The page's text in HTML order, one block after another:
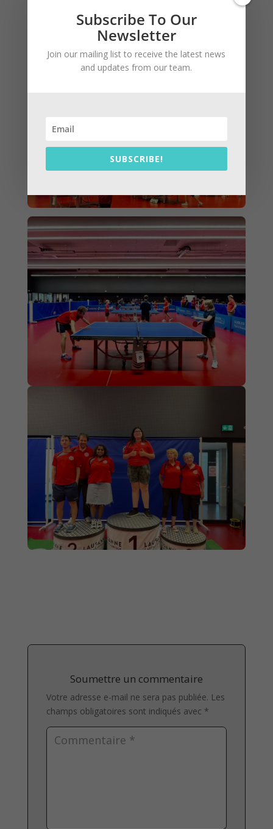
Soumettre un commentaire
Votre adresse e-mail ne sera pas publiée. Les
champs obligatoires sont indiqués avec *
Subscribe To Our
Newsletter
Join our mailing list to receive the latest news
and updates from our team.
SUBSCRIBE!